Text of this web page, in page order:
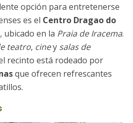
opción para entretenerse
es el Centro Dragao do
, ubicado en la Praia de Iracema.
teatro, ciney salas de
recinto está rodeado por
que ofrecen refrescantes